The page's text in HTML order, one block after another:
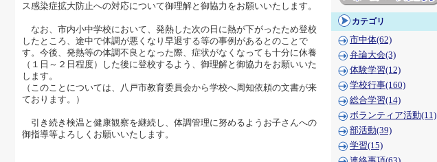
カテゴリ
市中体(62)
弁論大会(3)
体験学習(12)
学校行事(160)
総合学習(14)
ボランティア活動(11)
部活動(39)
学習(15)
ス感染症拡大防止への対応について御理解と御協力をお願いいたします。
なお、市内小中学校において、発熱した次の日に熱が下がったため登校
したところ、途中で体調が悪くなり早退する等の事例があるとのことで
す。今後、発熱等の体調不良となった際、症状がなくなっても十分に休養
（１日～２日程度）した後に登校するよう、御理解と御協力をお願いいた
します。
（このことについては、八戸市教育委員会から学校へ周知依頼の文書が来
ております。）
引き続き検温と健康観察を継続し、体調管理に努めるようお子さんへの
御指導等よろしくお願いいたします。